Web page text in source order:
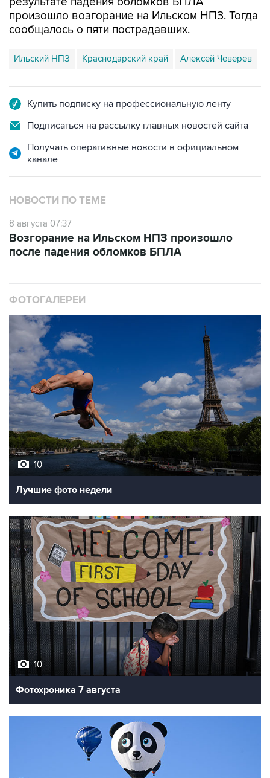
сообщалось о пяти пострадавших.
Ильский НПЗ Краснодарский край Алексей Чеверев
Подписаться на рассылку главных новостей сайта
Получать оперативные новости в официальном
НОВОСТИ ПО ТЕМЕ
8 августа 07:37
после падения обломков БПЛА
10
Лучшие фото недели
10
Фотохроника 7 августа